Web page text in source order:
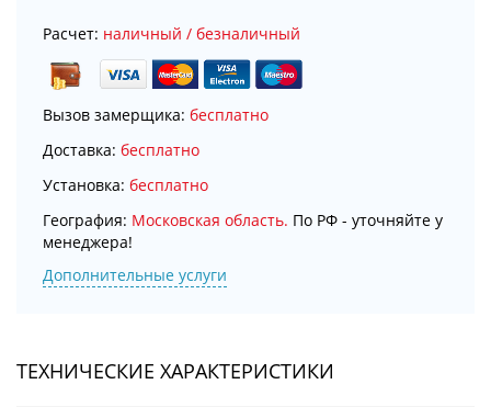
Расчет: наличный / безналичный
Вызов замерщика: бесплатно
Доставка: бесплатно
Установка: бесплатно
География: Московская область. По РФ - уточняйте у
менеджера!
Дополнительные услуги
ТЕХНИЧЕСКИЕ ХАРАКТЕРИСТИКИ